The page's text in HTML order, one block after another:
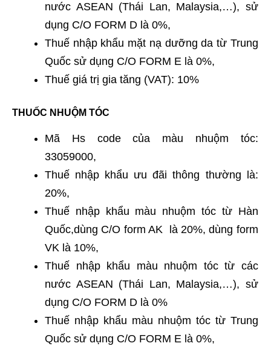
nước ASEAN (Thái Lan, Malaysia,…), sử
dụng C/O FORM D là 0%,
Thuế nhập khẩu mặt nạ dưỡng da từ Trung
Quốc sử dụng C/O FORM E là 0%,
Thuế giá trị gia tăng (VAT): 10%
THUỐC NHUỘM TÓC
Mã Hs code của màu nhuộm tóc:
33059000,
Thuế nhập khẩu ưu đãi thông thường là:
20%,
Thuế nhập khẩu màu nhuộm tóc từ Hàn
Quốc,dùng C/O form AK là 20%, dùng form
VK là 10%,
Thuế nhập khẩu màu nhuộm tóc từ các
nước ASEAN (Thái Lan, Malaysia,…), sử
dụng C/O FORM D là 0%
Thuế nhập khẩu màu nhuộm tóc từ Trung
Quốc sử dụng C/O FORM E là 0%,